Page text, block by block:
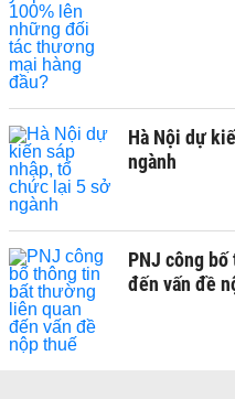
Hà Nội dự
ngành
PNJ công
đến vấn đề